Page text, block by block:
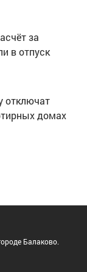
за
в отпуск
отключат
домах
Балаково.